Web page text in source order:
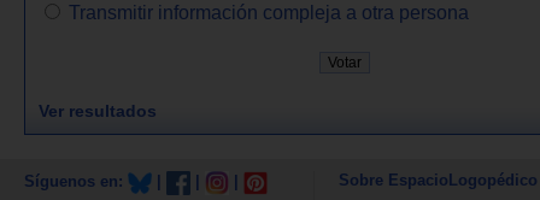
Transmitir información compleja a otra persona
Ver resultados
Síguenos en: Sobre EspacioLogopédico